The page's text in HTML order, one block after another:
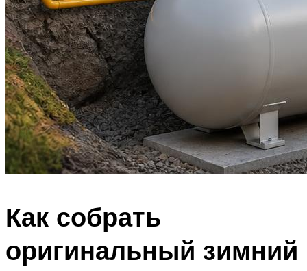
Как собрать
оригинальный зимний